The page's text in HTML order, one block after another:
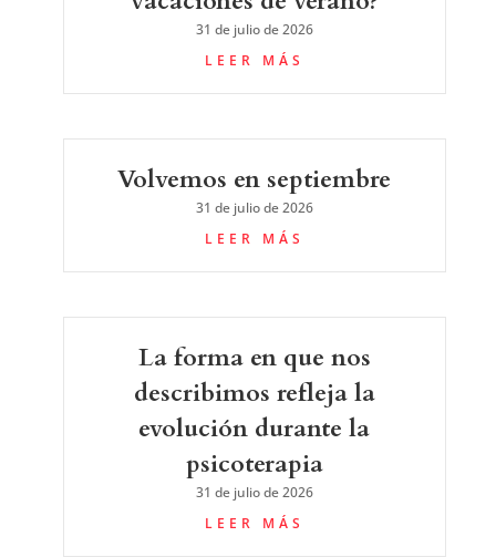
31 de julio de 2026
LEER MÁS
Volvemos en septiembre
31 de julio de 2026
LEER MÁS
La forma en que nos
describimos refleja la
evolución durante la
psicoterapia
31 de julio de 2026
LEER MÁS